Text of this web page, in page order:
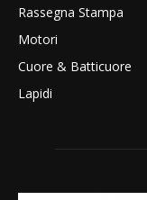
Rassegna Stampa
Motori
Cuore & Batticuore
Lapidi